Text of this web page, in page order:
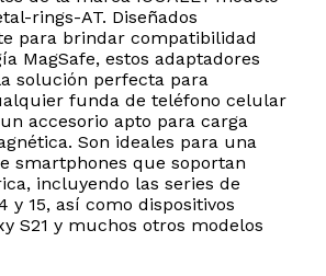
rings-AT. Diseñados
para brindar compatibilidad
MagSafe, estos adaptadores
solución perfecta para
funda de teléfono celular
accesorio apto para carga
Son ideales para una
smartphones que soportan
incluyendo las series de
y 15, así como dispositivos
S21 y muchos otros modelos